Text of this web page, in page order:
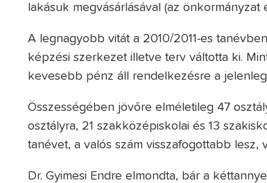
lakásuk megvásárlásával (az
A legnagyobb vitát a 2010/2011-es
képzési szerkezet illetve terv váltotta ki.
kevesebb pénz áll rendelkezésre a
Összességében jövőre elméletileg 47
osztályra, 21 szakközépiskolai és 13
tanévet, a valós szám visszafogottabb lesz,
Dr. Gyimesi Endre elmondta, bár a